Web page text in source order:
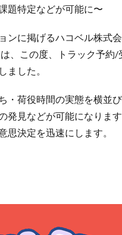
題特定などが可能に〜
に掲げるハコベル株式
、この度、トラック予約
ました。
荷役時間の実態を横並
発見などが可能になりま
決定を迅速にします。